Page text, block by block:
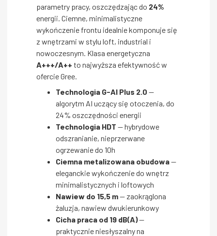
parametry pracy, oszczędzając do 24%
energii. Ciemne, minimalistyczne
wykończenie frontu idealnie komponuje się
z wnętrzami w stylu loft, industrial i
nowoczesnym. Klasa energetyczna
A+++/A++ to najwyższa efektywność w
ofercie Gree.
Technologia G-AI Plus 2.0 —
algorytm AI uczący się otoczenia, do
24% oszczędności energii
Technologia HDT — hybrydowe
odszranianie, nieprzerwane
ogrzewanie do 10h
Ciemna metalizowana obudowa—
eleganckie wykończenie do wnętrz
minimalistycznych i loftowych
Nawiew do 15,5 m— zaokrąglona
żaluzja, nawiew dwukierunkowy
Cicha praca od 19 dB(A)—
praktycznie niesłyszalny na